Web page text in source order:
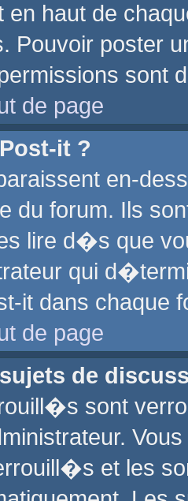
haut de
poster
sont
de page
it ?
en-
du forum. Ils
lire d�s que
qui
it dans chaque
de page
de
sont
et les